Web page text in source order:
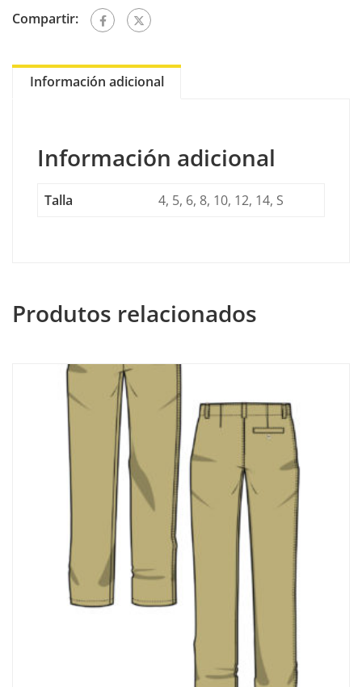
Compartir:
Información adicional
Información adicional
Talla 4, 5, 6, 8, 10, 12, 14, S
Produtos relacionados